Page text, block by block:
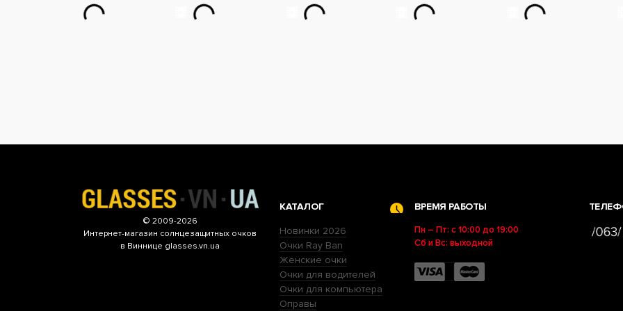
© 2009-2026
Интернет-магазин солнцезащитных очков
в Виннице glasses.vn.ua
КАТАЛОГ
Новинки 2026
Очки Ray Ban
Женские очки
Очки для водителей
Очки для компьютера
Оправы
ВРЕМЯ РАБОТЫ
Пн – Пт: с 10:00 до 19:00
Сб и Вс: выходной